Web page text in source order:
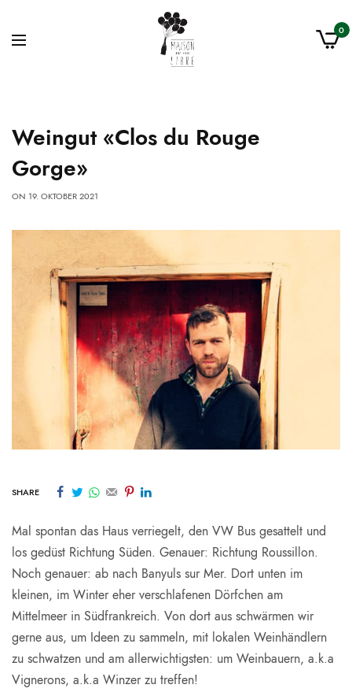
0
Weingut «Clos du Rouge
Gorge»
ON 19. OKTOBER 2021
SHARE
Mal spontan das Haus verriegelt, den VW Bus gesattelt und
los gedüst Richtung Süden. Genauer: Richtung Roussillon.
Noch genauer: ab nach Banyuls sur Mer. Dort unten im
kleinen, im Winter eher verschlafenen Dörfchen am
Mittelmeer in Südfrankreich. Von dort aus schwärmen wir
gerne aus, um Ideen zu sammeln, mit lokalen Weinhändlern
zu schwatzen und am allerwichtigsten: um Weinbauern, a.k.a
Vignerons, a.k.a Winzer zu treffen!